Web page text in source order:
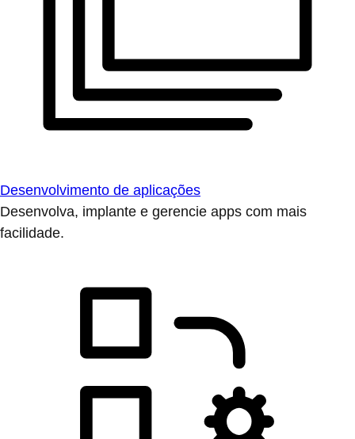
Desenvolvimento de aplicações
Desenvolva, implante e gerencie apps com mais
facilidade.